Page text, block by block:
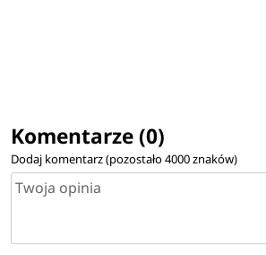
Komentarze (0)
Dodaj komentarz (pozostało4000znaków)